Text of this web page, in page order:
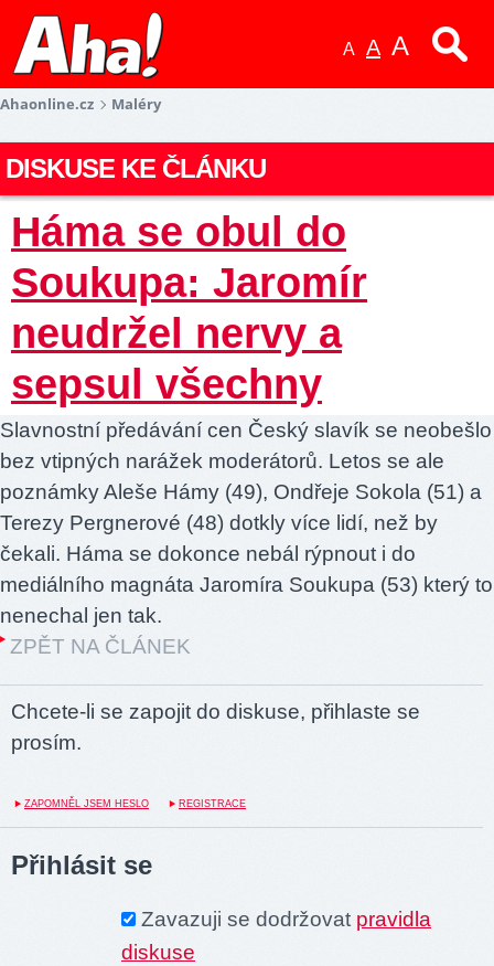
A A A
Ahaonline.cz Maléry
DISKUSE KE ČLÁNKU
Háma se obul do
Soukupa: Jaromír
neudržel nervy a
sepsul všechny
Slavnostní předávání cen Český slavík se neobešlo
bez vtipných narážek moderátorů. Letos se ale
poznámky Aleše Hámy (49), Ondřeje Sokola (51) a
Terezy Pergnerové (48) dotkly více lidí, než by
čekali. Háma se dokonce nebál rýpnout i do
mediálního magnáta Jaromíra Soukupa (53) který to
nenechal jen tak.
ZPĚT NA ČLÁNEK
Chcete-li se zapojit do diskuse, přihlaste se
prosím.
ZAPOMNĚL JSEM HESLO REGISTRACE
Přihlásit se
Zavazuji se dodržovat pravidla
diskuse